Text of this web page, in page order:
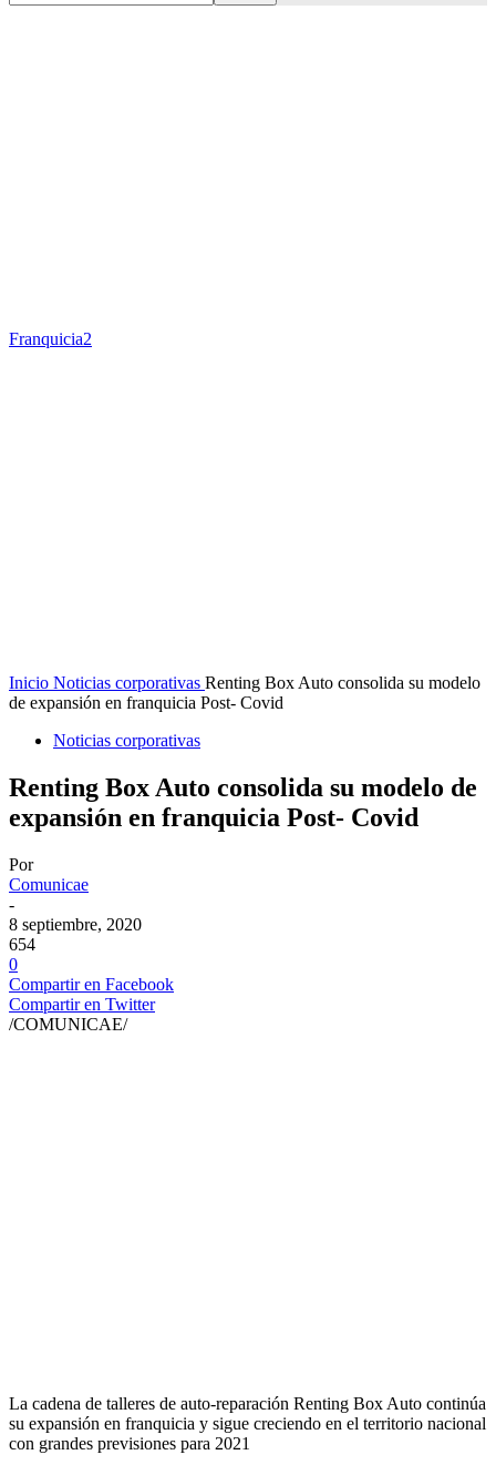
Franquicia2
Inicio Noticias corporativas Renting Box Auto consolida su modelo
de expansión en franquicia Post- Covid
Noticias corporativas
Renting Box Auto consolida su modelo de
expansión en franquicia Post- Covid
Por
Comunicae
-
8 septiembre, 2020
654
0
Compartir en Facebook
Compartir en Twitter
/COMUNICAE/
La cadena de talleres de auto-reparación Renting Box Auto continúa
su expansión en franquicia y sigue creciendo en el territorio nacional
con grandes previsiones para 2021